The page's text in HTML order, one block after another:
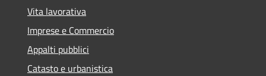
Vita lavorativa
Imprese e Commercio
Appalti pubblici
Catasto e urbanistica